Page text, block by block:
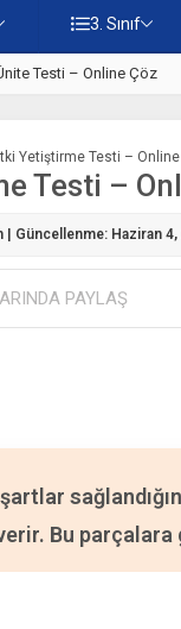
3. Sınıf
Testi – Online Çöz
Yetiştirme Testi –
Testi –
| Güncellenme: Haziran
PAYLAŞ
Bu parçalara